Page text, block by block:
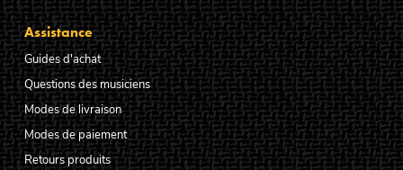
Assistance
Guides d'achat
Questions des musiciens
Modes de livraison
Modes de paiement
Retours produits